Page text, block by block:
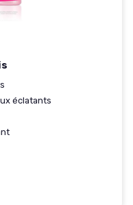
éclatants